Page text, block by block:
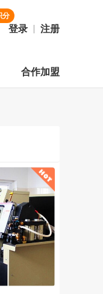
分
登录 注册
合作加盟